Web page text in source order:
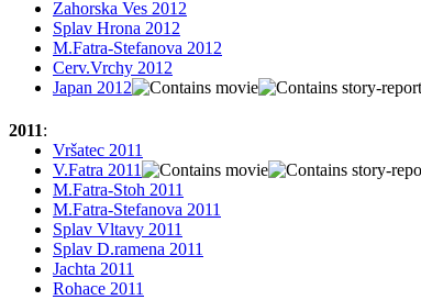
Zahorska Ves 2012
Splav Hrona 2012
M.Fatra-Stefanova 2012
Cerv.Vrchy 2012
Japan 2012
2011:
Vršatec 2011
V.Fatra 2011
M.Fatra-Stoh 2011
M.Fatra-Stefanova 2011
Splav Vltavy 2011
Splav D.ramena 2011
Jachta 2011
Rohace 2011